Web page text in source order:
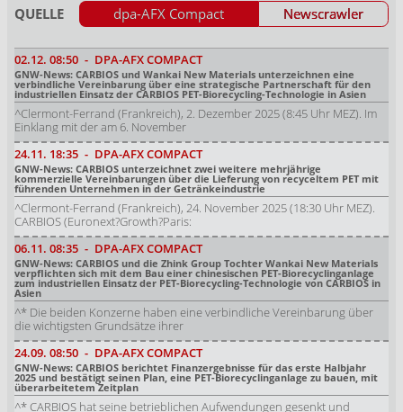
QUELLE dpa-AFX Compact Newscrawler
02.12. 08:50 - DPA-AFX COMPACT
GNW-News: CARBIOS und Wankai New Materials unterzeichnen eine
verbindliche Vereinbarung über eine strategische Partnerschaft für den
industriellen Einsatz der CARBIOS PET-Biorecycling-Technologie in Asien
^Clermont-Ferrand (Frankreich), 2. Dezember 2025 (8:45 Uhr MEZ). Im
Einklang mit der am 6. November
24.11. 18:35 - DPA-AFX COMPACT
GNW-News: CARBIOS unterzeichnet zwei weitere mehrjährige
kommerzielle Vereinbarungen über die Lieferung von recyceltem PET mit
führenden Unternehmen in der Getränkeindustrie
^Clermont-Ferrand (Frankreich), 24. November 2025 (18:30 Uhr MEZ).
CARBIOS (Euronext?Growth?Paris:
06.11. 08:35 - DPA-AFX COMPACT
GNW-News: CARBIOS und die Zhink Group Tochter Wankai New Materials
verpflichten sich mit dem Bau einer chinesischen PET-Biorecyclinganlage
zum industriellen Einsatz der PET-Biorecycling-Technologie von CARBIOS in
Asien
^* Die beiden Konzerne haben eine verbindliche Vereinbarung über
die wichtigsten Grundsätze ihrer
24.09. 08:50 - DPA-AFX COMPACT
GNW-News: CARBIOS berichtet Finanzergebnisse für das erste Halbjahr
2025 und bestätigt seinen Plan, eine PET-Biorecyclinganlage zu bauen, mit
überarbeitetem Zeitplan
^* CARBIOS hat seine betrieblichen Aufwendungen gesenkt und